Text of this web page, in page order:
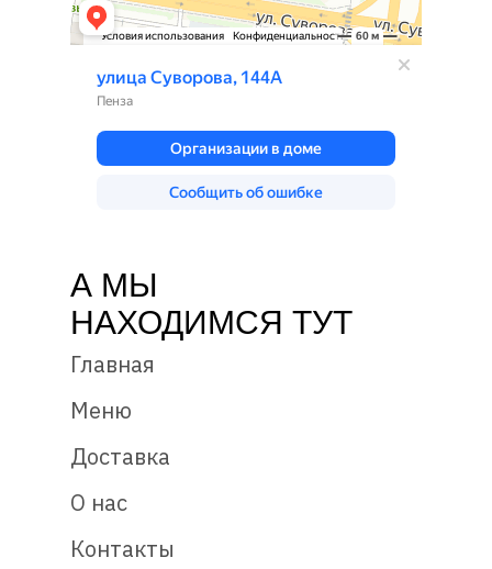
А МЫ
НАХОДИМСЯ ТУТ
Главная
Доставка
Меню
О нас
Контакты